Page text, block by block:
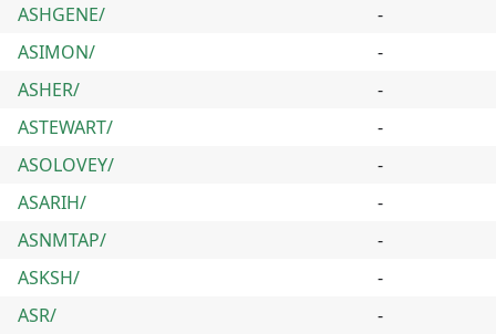
ASHGENE/
-
ASIMON/
-
ASHER/
-
ASTEWART/
-
ASOLOVEY/
-
ASARIH/
-
ASNMTAP/
-
ASKSH/
-
ASR/
-